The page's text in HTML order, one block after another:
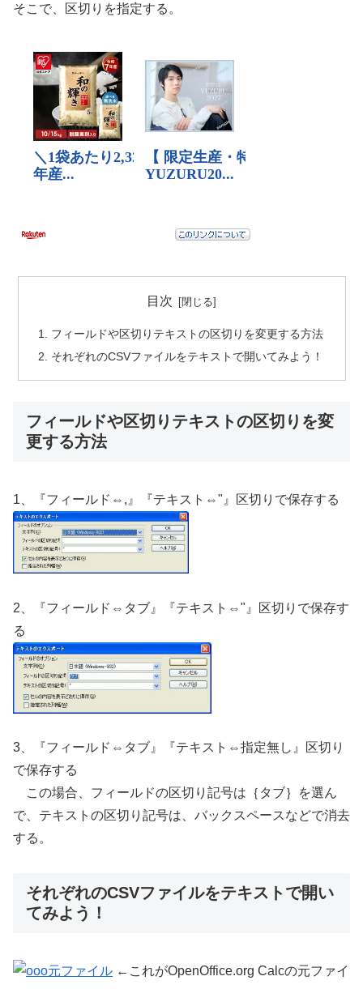
そこで、区切りを指定する。
目次
フィールドや区切りテキストの区切りを変更する方法
それぞれのCSVファイルをテキストで開いてみよう！
フィールドや区切りテキストの区切りを変
更する方法
1、『フィールド⇔,』『テキスト⇔"』区切りで保存する
2、『フィールド⇔タブ』『テキスト⇔"』区切りで保存す
る
3、『フィールド⇔タブ』『テキスト⇔指定無し』区切り
で保存する
この場合、フィールドの区切り記号は｛タブ｝を選ん
で、テキストの区切り記号は、バックスペースなどで消去
する。
それぞれのCSVファイルをテキストで開い
てみよう！
←これがOpenOffice.org Calcの元ファイ